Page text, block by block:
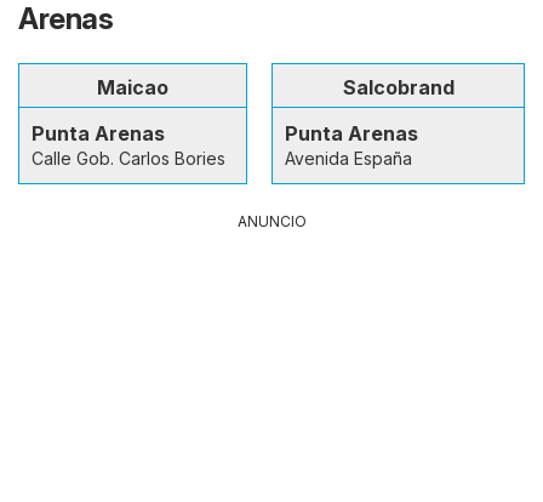
Arenas
Maicao
Punta Arenas
Calle Gob. Carlos Bories
Salcobrand
Punta Arenas
Avenida España
ANUNCIO